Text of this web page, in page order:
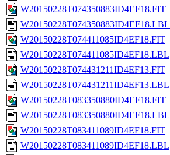
W20150228T074350883ID4EF18.FIT
W20150228T074350883ID4EF18.LBL
W20150228T074411085ID4EF18.FIT
W20150228T074411085ID4EF18.LBL
W20150228T074431211ID4EF13.FIT
W20150228T074431211ID4EF13.LBL
W20150228T083350880ID4EF18.FIT
W20150228T083350880ID4EF18.LBL
W20150228T083411089ID4EF18.FIT
W20150228T083411089ID4EF18.LBL